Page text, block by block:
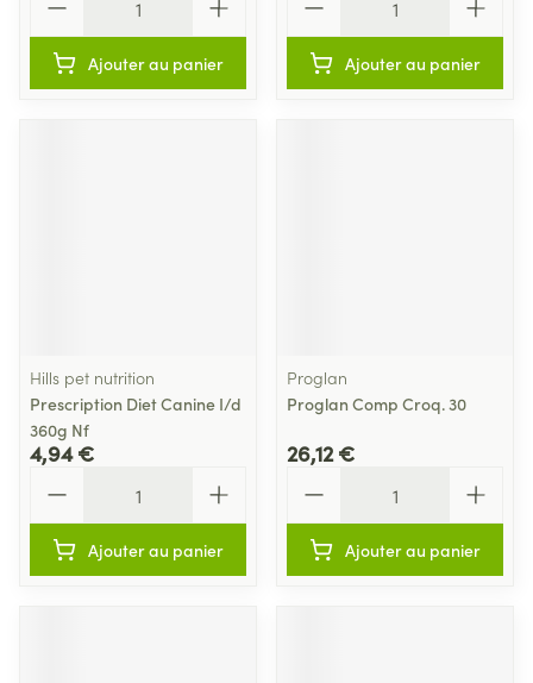
Ajouter au panier Ajouter au panier
Hills pet nutrition
Prescription Diet Canine I/d
360g Nf
4,94 €
Ajouter au panier
Proglan
Proglan Comp Croq. 30
26,12 €
Ajouter au panier